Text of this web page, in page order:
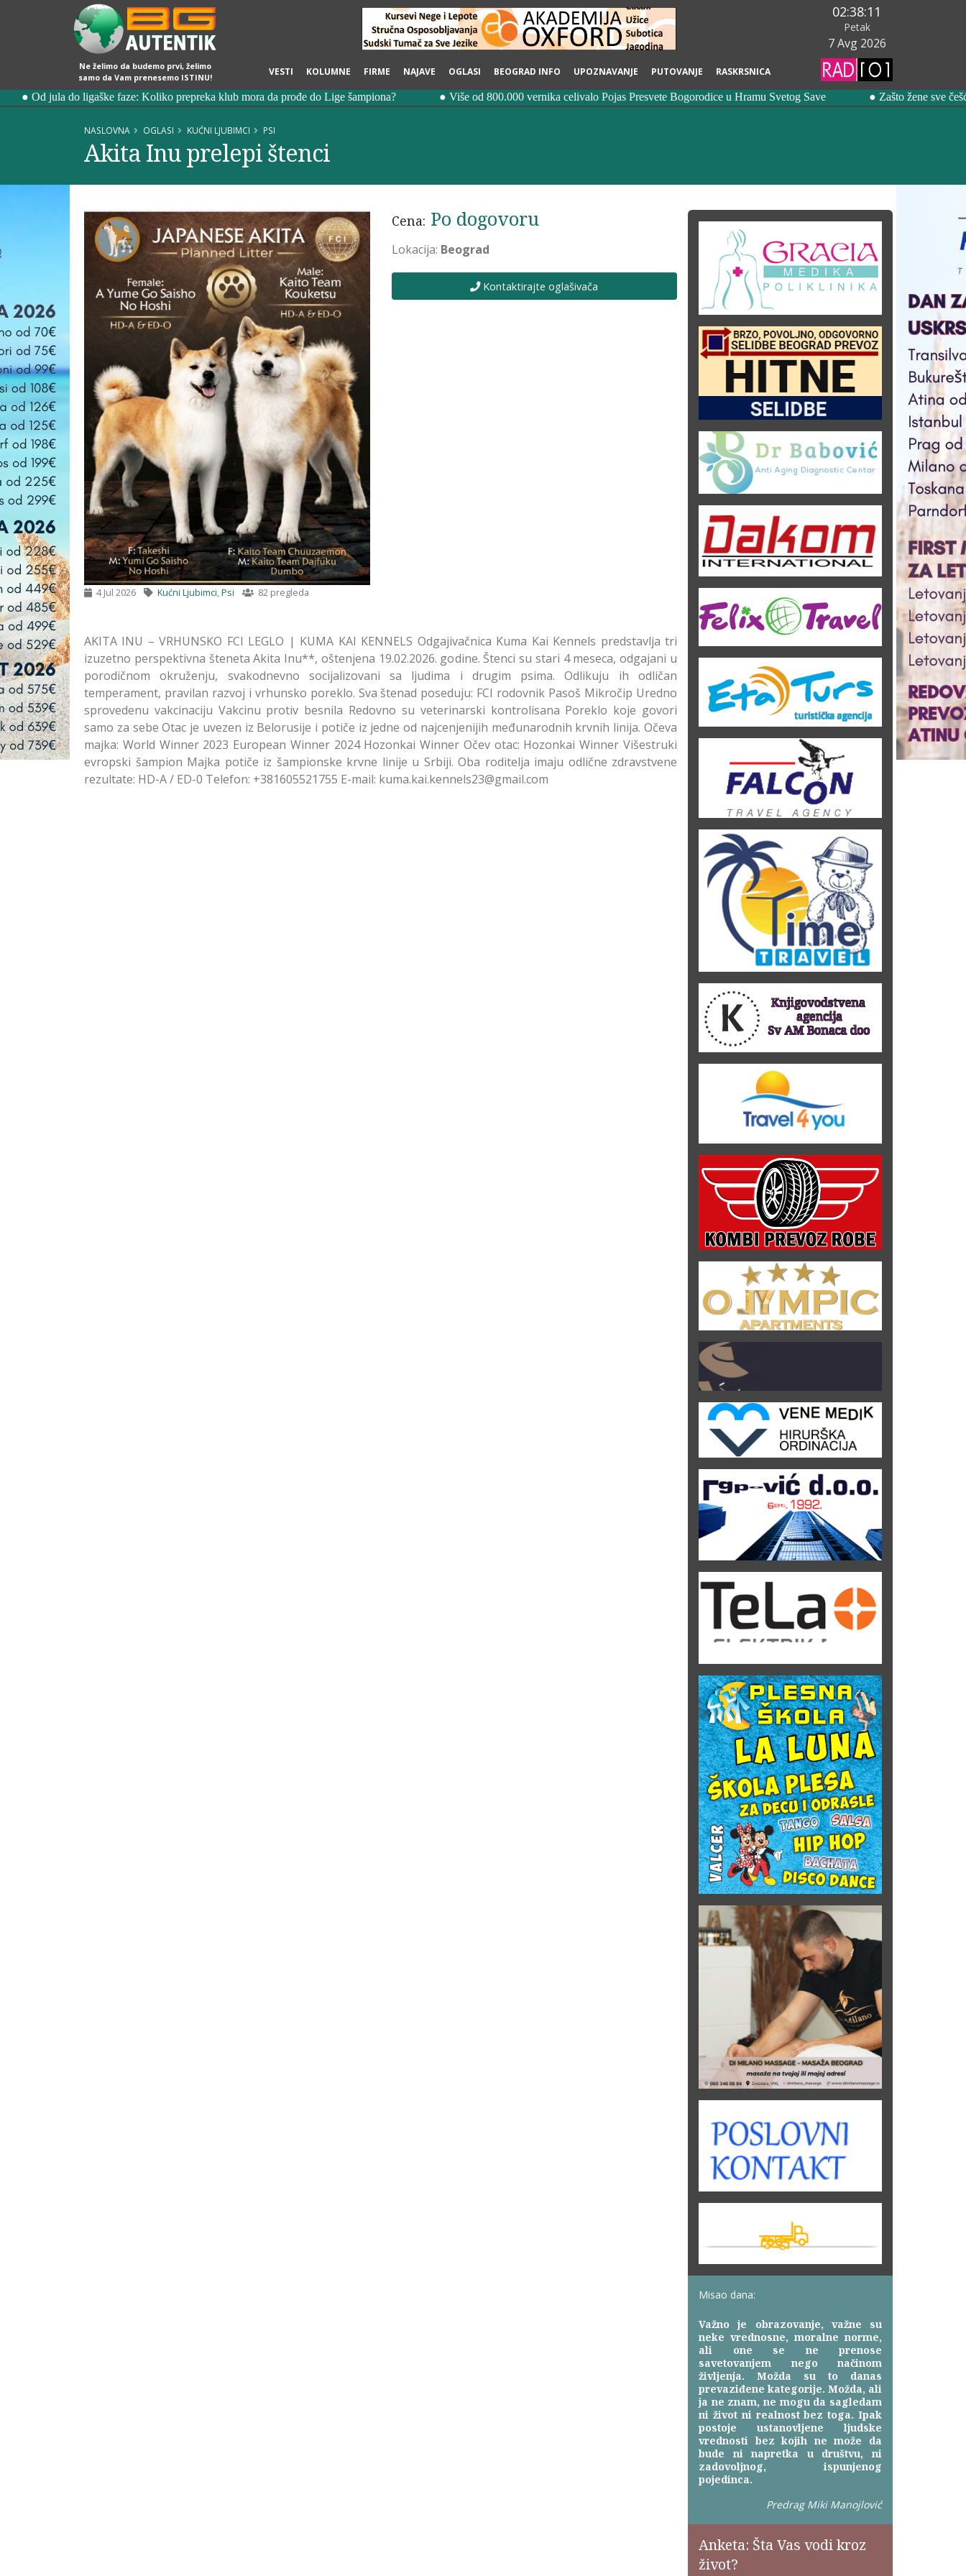
Ne želimo da budemo prvi, želimo
samo da Vam prenesemo ISTINU!
VESTI KOLUMNE FIRME NAJAVE OGLASI BEOGRAD INFO UPOZNAVANJE PUTOVANJE RASKRSNICA
02:38:12
Petak
7 Avg 2026
NASLOVNA OGLASI KUĆNI LJUBIMCI PSI
Akita Inu prelepi štenci
4 Jul 2026 Kućni Ljubimci,Psi 82 pregleda
Cena: Po dogovoru
Lokacija: Beograd
Kontaktirajte oglašivača
AKITA INU – VRHUNSKO FCI LEGLO | KUMA KAI KENNELS Odgajivačnica Kuma Kai Kennels predstavlja tri
izuzetno perspektivna šteneta Akita Inu**, oštenjena 19.02.2026. godine. Štenci su stari 4 meseca, odgajani u
porodičnom okruženju, svakodnevno socijalizovani sa ljudima i drugim psima. Odlikuju ih odličan
temperament, pravilan razvoj i vrhunsko poreklo. Sva štenad poseduju: FCI rodovnik Pasoš Mikročip Uredno
sprovedenu vakcinaciju Vakcinu protiv besnila Redovno su veterinarski kontrolisana Poreklo koje govori
samo za sebe Otac je uvezen iz Belorusije i potiče iz jedne od najcenjenijih međunarodnih krvnih linija. Očeva
majka: World Winner 2023 European Winner 2024 Hozonkai Winner Očev otac: Hozonkai Winner Višestruki
evropski šampion Majka potiče iz šampionske krvne linije u Srbiji. Oba roditelja imaju odlične zdravstvene
rezultate: HD-A / ED-0 Telefon: +381605521755 E-mail: kuma.kai.kennels23@gmail.com
Misao dana:
Važno je obrazovanje, važne su
neke vrednosne, moralne norme,
ali one se ne prenose
savetovanjem nego načinom
življenja. Možda su to danas
prevaziđene kategorije. Možda, ali
ja ne znam, ne mogu da sagledam
ni život ni realnost bez toga. Ipak
postoje ustanovljene ljudske
vrednosti bez kojih ne može da
bude ni napretka u društvu, ni
zadovoljnog, ispunjenog
pojedinca.
Predrag Miki Manojlović
Anketa: Šta Vas vodi kroz
život?